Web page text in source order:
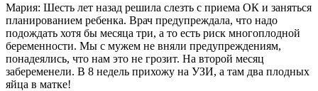
Мария: Шесть лет назад решила слезть с приема ОК и заняться
планированием ребенка. Врач предупреждала, что надо
подождать хотя бы месяца три, а то есть риск многоплодной
беременности. Мы с мужем не вняли предупреждениям,
понадеялись, что нам это не грозит. На второй месяц
забеременели. В 8 недель прихожу на УЗИ, а там два плодных
яйца в матке!